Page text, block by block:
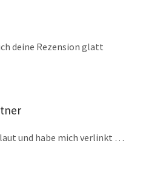
deine Rezension glatt
und habe mich verlinkt …